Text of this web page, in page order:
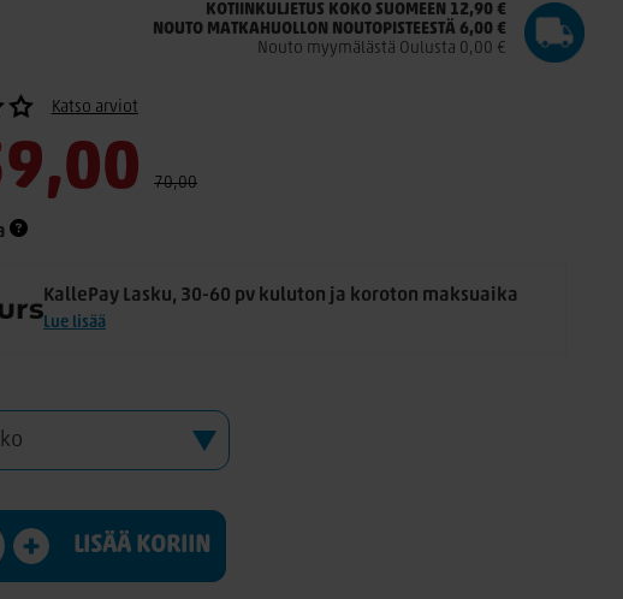
KOTIINKULJETUS KOKO SUOMEEN 12,90 €
NOUTO MATKAHUOLLON NOUTOPISTEESTÄ 6,00 €
Nouto myymälästä Oulusta 0,00 €
Katso arviot
70,00
KallePay Lasku, 30-60 pv kuluton ja koroton maksuaika
Lue lisää
LISÄÄ KORIIN